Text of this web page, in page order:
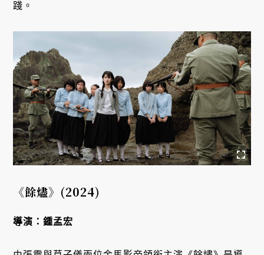
踐。
《餘燼》 (2024)
導演：鍾孟宏